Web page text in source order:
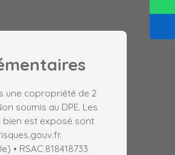
une copropriété de 2
soumis au DPE. Les
bien est exposé sont
• RSAC 818418733